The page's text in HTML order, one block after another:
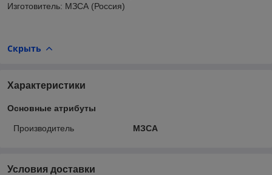
Изготовитель: МЗСА (Россия)
Скрыть
Характеристики
Основные атрибуты
Производитель МЗСА
Условия доставки